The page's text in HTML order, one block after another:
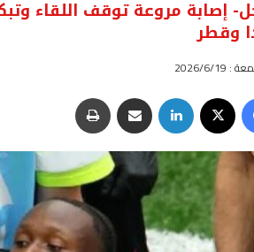
إصابة مروعة توقف اللقاء
وقطر
: 2026/6/19
فيسبوك لينكدإن مشاركة عبر البريد